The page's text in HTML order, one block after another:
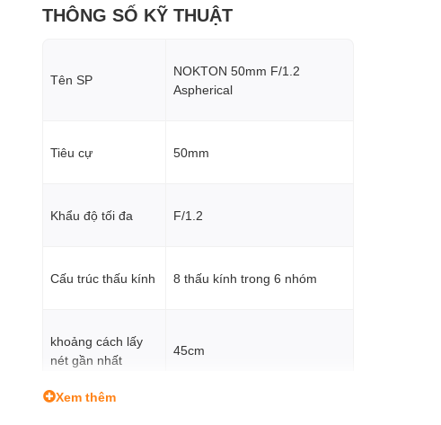
THÔNG SỐ KỸ THUẬT
Tên SP
NOKTON 50mm F/1.2
Aspherical
Tiêu cự 50mm
Khẩu độ tối đa F/1.2
Cấu trúc thấu kính 8 thấu kính trong 6 nhóm
khoảng cách lấy
nét gần nhất
45cm
Xem thêm